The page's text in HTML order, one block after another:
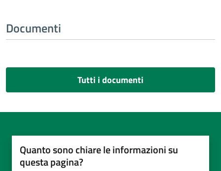
Documenti
Tutti i documenti
Quanto sono chiare le informazioni su
questa pagina?